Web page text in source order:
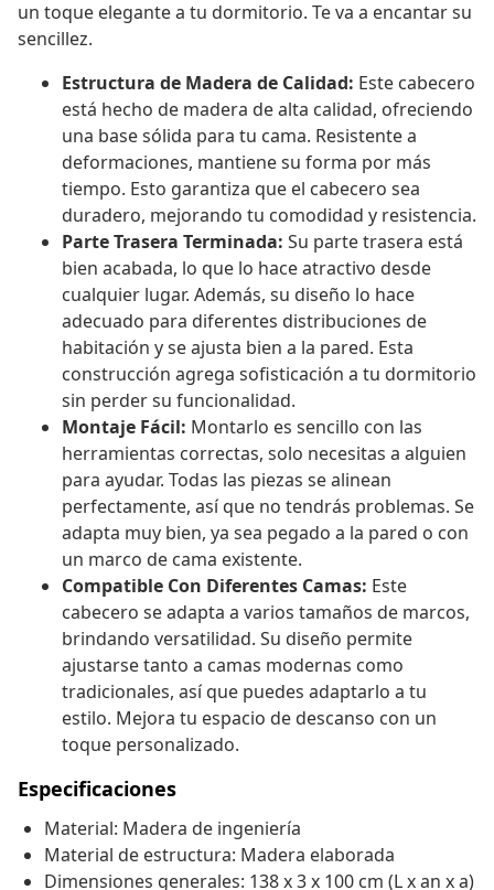
un toque elegante a tu dormitorio. Te va a encantar su
sencillez.
Estructura de Madera de Calidad: Este cabecero
está hecho de madera de alta calidad, ofreciendo
una base sólida para tu cama. Resistente a
deformaciones, mantiene su forma por más
tiempo. Esto garantiza que el cabecero sea
duradero, mejorando tu comodidad y resistencia.
Parte Trasera Terminada: Su parte trasera está
bien acabada, lo que lo hace atractivo desde
cualquier lugar. Además, su diseño lo hace
adecuado para diferentes distribuciones de
habitación y se ajusta bien a la pared. Esta
construcción agrega sofisticación a tu dormitorio
sin perder su funcionalidad.
Montaje Fácil: Montarlo es sencillo con las
herramientas correctas, solo necesitas a alguien
para ayudar. Todas las piezas se alinean
perfectamente, así que no tendrás problemas. Se
adapta muy bien, ya sea pegado a la pared o con
un marco de cama existente.
Compatible Con Diferentes Camas: Este
cabecero se adapta a varios tamaños de marcos,
brindando versatilidad. Su diseño permite
ajustarse tanto a camas modernas como
tradicionales, así que puedes adaptarlo a tu
estilo. Mejora tu espacio de descanso con un
toque personalizado.
Especificaciones
Material: Madera de ingeniería
Material de estructura: Madera elaborada
Dimensiones generales: 138 x 3 x 100 cm (L x an x a)